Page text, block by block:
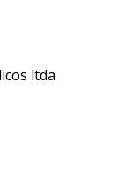
ltda